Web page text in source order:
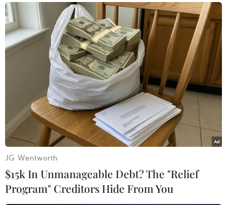
và nhóm lớn tuổi hơn nữa chỉ là 13%.
Tương tự, 29% số người thuộc thế hệ Z được hỏi
cho biết họ xuất hiện bọng mắt sau một đêm
mất ngủ, so với mức trung bình 20% ở các nhóm
tuổi khác.
JG Wentworth
$15k In Unmanageable Debt? The "Relief
Program" Creditors Hide From You